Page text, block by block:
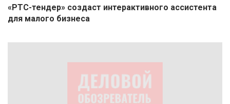
«РТС-тендер» создаст интерактивного ассистента
для малого бизнеса